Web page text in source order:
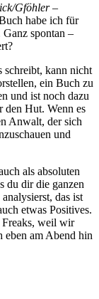
Gföhler–
habe ich für
spontan –
schreibt, kann nicht
ein Buch zu
und ist noch dazu
den Hut. Wenn es
Anwalt, der sich
und
als absoluten
du dir die ganzen
das ist
etwas Positives.
Freaks, weil wir
eben am Abend hin